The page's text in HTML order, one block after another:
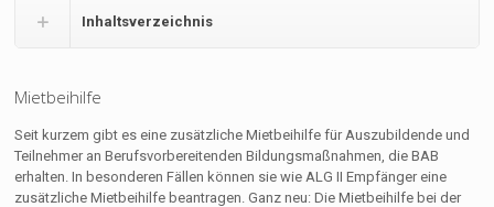
Inhaltsverzeichnis
Mietbeihilfe
Seit kurzem gibt es eine zusätzliche Mietbeihilfe für Auszubildende und
Teilnehmer an Berufsvorbereitenden Bildungsmaßnahmen, die BAB
erhalten. In besonderen Fällen können sie wie ALG II Empfänger eine
zusätzliche Mietbeihilfe beantragen. Ganz neu: Die Mietbeihilfe bei der